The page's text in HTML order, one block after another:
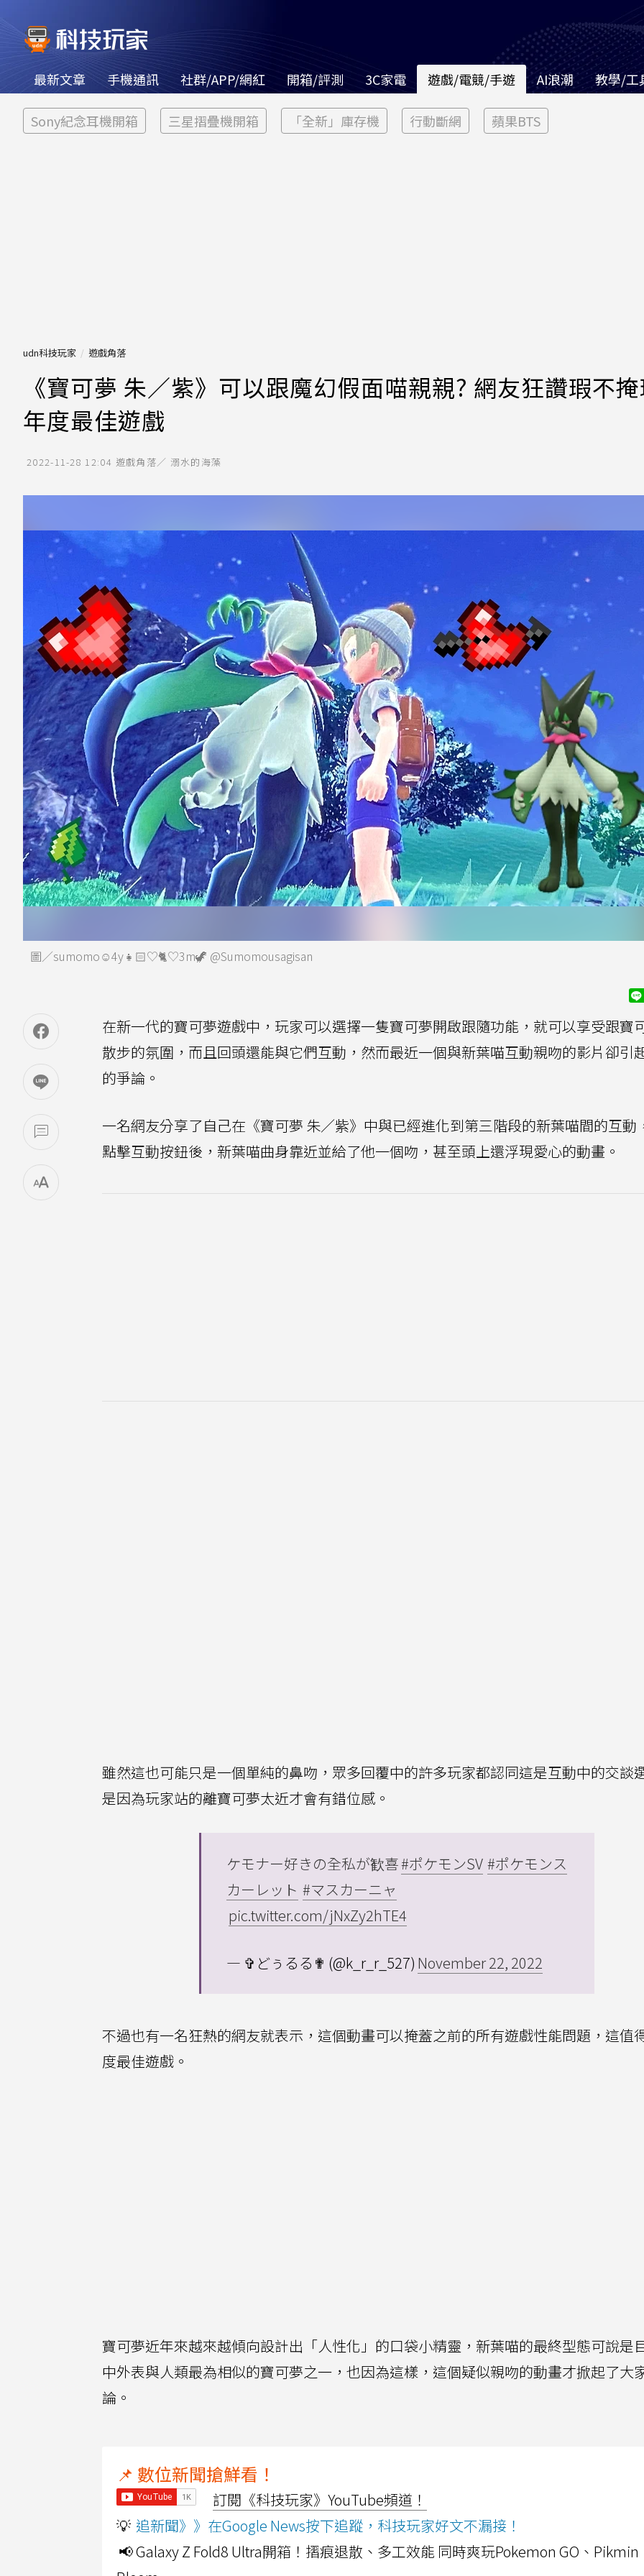
最新文章 手機通訊 社群/APP/網紅 開箱/評測 3C家電 遊戲/電競/手遊 AI浪潮 教學/工
Sony紀念耳機開箱 三星摺疊機開箱 「全新」庫存機 行動斷網 蘋果BTS
udn科技玩家 遊戲角落
《寶可夢 朱／紫》可以跟魔幻假面喵親親? 網友狂讚瑕不
年度最佳遊戲
2022-11-28 12:04 遊戲角落／ 溺水的海藻
圖／sumomo☺︎4y👧🏻♡🐈♡3m🦖 @Sumomousagisan
在新一代的寶可夢遊戲中，玩家可以選擇一隻寶可夢開啟跟隨功能，就可以享受跟寶
散步的氛圍，而且回頭還能與它們互動，然而最近一個與新葉喵互動親吻的影片卻引
的爭論。
一名網友分享了自己在《寶可夢 朱／紫》中與已經進化到第三階段的新葉喵間的互動
點擊互動按鈕後，新葉喵曲身靠近並給了他一個吻，甚至頭上還浮現愛心的動畫。
雖然這也可能只是一個單純的鼻吻，眾多回覆中的許多玩家都認同這是互動中的交談
是因為玩家站的離寶可夢太近才會有錯位感。
ケモナー好きの全私が歓喜#ポケモンSV #ポケモンス
カーレット #マスカーニャ
pic.twitter.com/jNxZy2hTE4
— ✞どぅるる✟ (@k_r_r_527) November 22, 2022
不過也有一名狂熱的網友就表示，這個動畫可以掩蓋之前的所有遊戲性能問題，這值
度最佳遊戲。
寶可夢近年來越來越傾向設計出「人性化」的口袋小精靈，新葉喵的最終型態可說是
中外表與人類最為相似的寶可夢之一，也因為這樣，這個疑似親吻的動畫才掀起了大
論。
📌 數位新聞搶鮮看！
訂閱《科技玩家》YouTube頻道！
💡 追新聞》》在Google News按下追蹤，科技玩家好文不漏接！
📢 Galaxy Z Fold8 Ultra開箱！摺痕退散、多工效能 同時爽玩Pokemon GO、Pikmin